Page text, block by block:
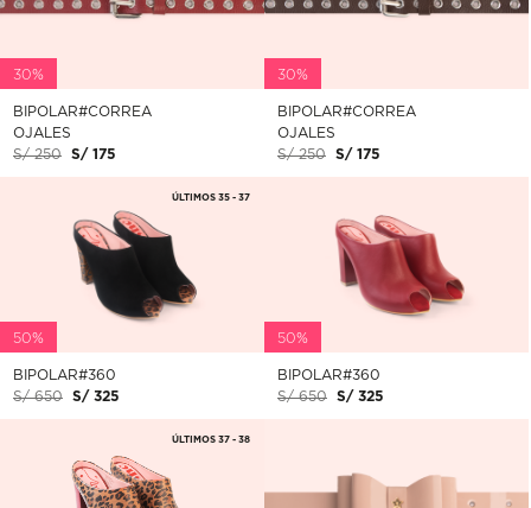
30%
BIPOLAR#CORREA
OJALES
S/ 250
S/ 175
30%
BIPOLAR#CORREA
OJALES
S/ 250
S/ 175
50%
BIPOLAR#360
S/ 650
S/ 325
ÚLTIMOS 35 - 37
50%
BIPOLAR#360
S/ 650
S/ 325
ÚLTIMOS 37 - 38